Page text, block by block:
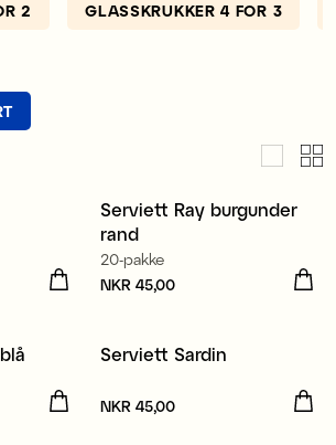
2 GLASSKRUKKER 4 FOR 3
Nyhet
3 for 99 kr
Serviett Ray burgunder
rand
20-pakke
Pris :NKR 45,00
NKR 45,00
3 for 99 kr
Serviett Sardin
Pris :NKR 45,00
NKR 45,00